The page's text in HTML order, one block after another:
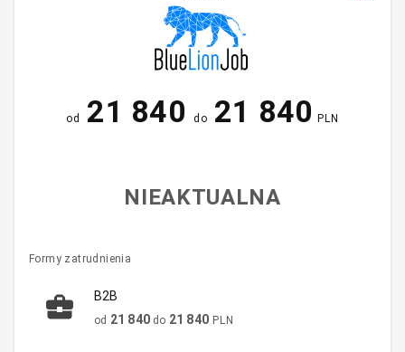
od 21 840 do 21 840 PLN
NIEAKTUALNA
Formy zatrudnienia
B2B
od 21 840 do 21 840 PLN